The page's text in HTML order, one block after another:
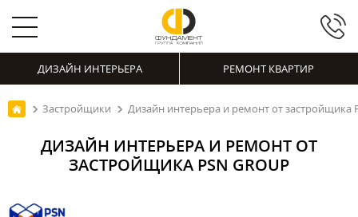
ДИЗАЙН ИНТЕРЬЕРА РЕМОНТ КВАРТИР
Застройщики Дизайн интерьера и ремонт от застройщика
ДИЗАЙН ИНТЕРЬЕРА И РЕМОНТ ОТ
ЗАСТРОЙЩИКА PSN GROUP